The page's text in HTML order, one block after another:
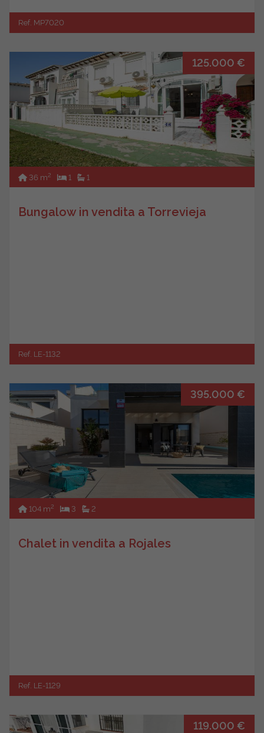
Ref. MP7020
125.000 €
36 m2 1 1
Bungalow in vendita a Torrevieja
Ref. LE-1132
395.000 €
104 m2 3 2
Chalet in vendita a Rojales
Ref. LE-1129
119.000 €